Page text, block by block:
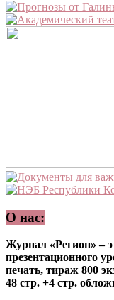
О нас:
Журнал «Регион» –
презентационного
печать, тираж 800
48 стр. +4 стр.